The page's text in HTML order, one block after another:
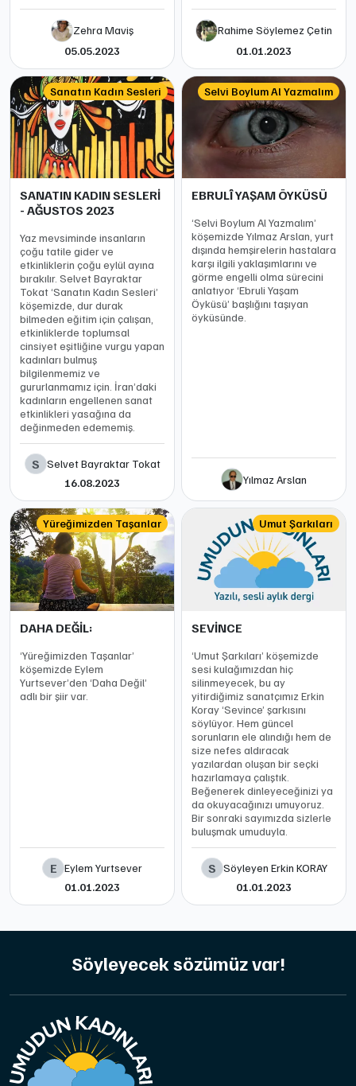
Zehra Maviş
05.05.2023
Rahime Söylemez Çetin
01.01.2023
Sanatın Kadın Sesleri
SANATIN KADIN SESLERİ
- AĞUSTOS 2023
Yaz mevsiminde insanların
çoğu tatile gider ve
etkinliklerin çoğu eylül ayına
bırakılır. Selvet Bayraktar
Tokat ‘Sanatın Kadın Sesleri’
köşemizde, dur durak
bilmeden eğitim için çalışan,
etkinliklerde toplumsal
cinsiyet eşitliğine vurgu yapan
kadınları bulmuş
bilgilenmemiz ve
gururlanmamız için. İran’daki
kadınların engellenen sanat
etkinlikleri yasağına da
değinmeden edememiş.
S Selvet Bayraktar Tokat
16.08.2023
Selvi Boylum Al Yazmalım
EBRULÎ YAŞAM ÖYKÜSÜ
‘Selvi Boylum Al Yazmalım’
köşemizde Yılmaz Arslan, yurt
dışında hemşirelerin hastalara
karşı ilgili yaklaşımlarını ve
görme engelli olma sürecini
anlatıyor ‘Ebruli Yaşam
Öyküsü’ başlığını taşıyan
öyküsünde.
Yılmaz Arslan
Yüreğimizden Taşanlar
DAHA DEĞİL:
‘Yüreğimizden Taşanlar’
köşemizde Eylem
Yurtsever’den ‘Daha Değil’
adlı bir şiir var.
E Eylem Yurtsever
01.01.2023
Umut Şarkıları
SEVİNCE
‘Umut Şarkıları’ köşemizde
sesi kulağımızdan hiç
silinmeyecek, bu ay
yitirdiğimiz sanatçımız Erkin
Koray ‘Sevince’ şarkısını
söylüyor. Hem güncel
sorunların ele alındığı hem de
size nefes aldıracak
yazılardan oluşan bir seçki
hazırlamaya çalıştık.
Beğenerek dinleyeceğinizi ya
da okuyacağınızı umuyoruz.
Bir sonraki sayımızda sizlerle
buluşmak umuduyla.
S Söyleyen Erkin KORAY
01.01.2023
Söyleyecek sözümüz var!